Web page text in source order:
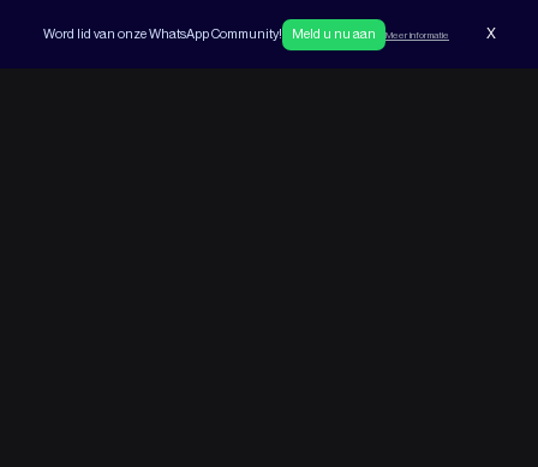
Word lid van onze WhatsApp Community! Meld u nu aan Meer informatie X